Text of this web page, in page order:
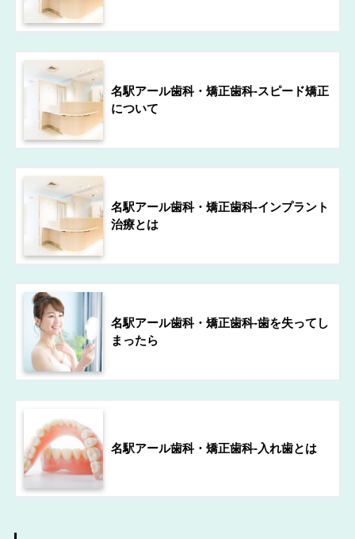
名駅アール歯科・矯正歯科-スピード矯正
について
名駅アール歯科・矯正歯科-インプラント
治療とは
名駅アール歯科・矯正歯科-歯を失ってし
まったら
名駅アール歯科・矯正歯科-入れ歯とは